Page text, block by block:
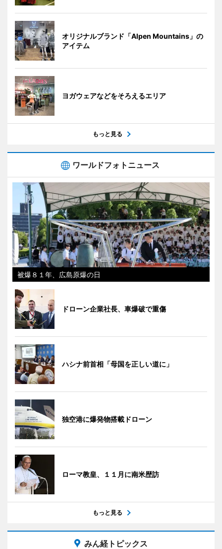
オリジナルブランド「Alpen Mountains」の
アイテム
ヨガウェアなどをそろえるエリア
もっと見る
ワールドフォトニュース
被爆８１年、広島原爆の日
ドローン企業社長、車爆破で重傷
ハシナ前首相「母国を正しい道に」
独空港に爆発物搭載ドローン
ローマ教皇、１１月に南米歴訪
もっと見る
みん経トピックス